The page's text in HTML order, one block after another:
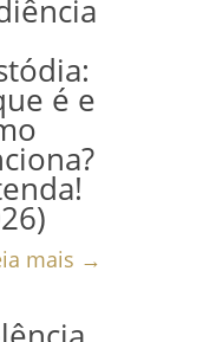
é e
mais →